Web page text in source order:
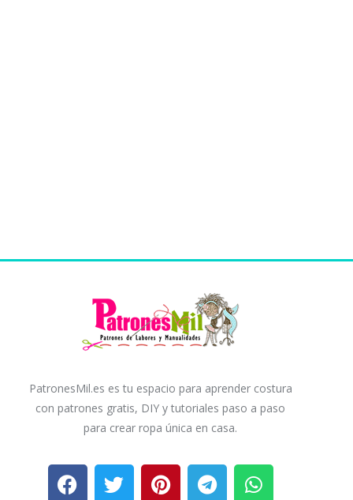
PatronesMil.es es tu espacio para aprender costura
con patrones gratis, DIY y tutoriales paso a paso
para crear ropa única en casa.